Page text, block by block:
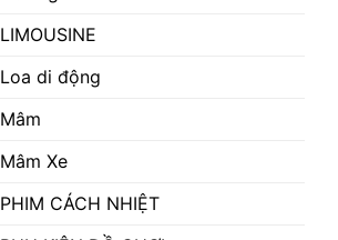
LIMOUSINE
Loa di động
Mâm
Mâm Xe
PHIM CÁCH NHIỆT